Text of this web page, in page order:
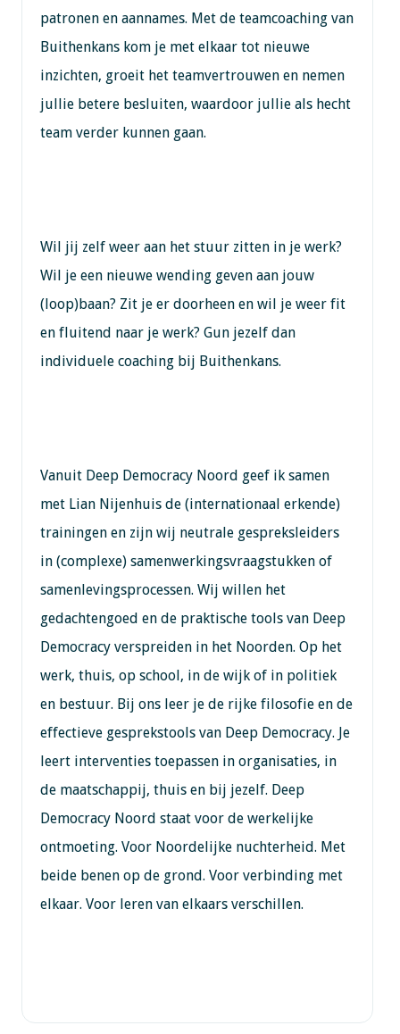
patronen en aannames. Met de teamcoaching van
Buithenkans kom je met elkaar tot nieuwe
inzichten, groeit het teamvertrouwen en nemen
jullie betere besluiten, waardoor jullie als hecht
team verder kunnen gaan.
Wil jij zelf weer aan het stuur zitten in je werk?
Wil je een nieuwe wending geven aan jouw
(loop)baan? Zit je er doorheen en wil je weer fit
en fluitend naar je werk? Gun jezelf dan
individuele coaching bij Buithenkans.
Vanuit Deep Democracy Noord geef ik samen
met Lian Nijenhuis de (internationaal erkende)
trainingen en zijn wij neutrale gespreksleiders
in (complexe) samenwerkingsvraagstukken of
samenlevingsprocessen. Wij willen het
gedachtengoed en de praktische tools van Deep
Democracy verspreiden in het Noorden. Op het
werk, thuis, op school, in de wijk of in politiek
en bestuur. Bij ons leer je de rijke filosofie en de
effectieve gesprekstools van Deep Democracy. Je
leert interventies toepassen in organisaties, in
de maatschappij, thuis en bij jezelf. Deep
Democracy Noord staat voor de werkelijke
ontmoeting. Voor Noordelijke nuchterheid. Met
beide benen op de grond. Voor verbinding met
elkaar. Voor leren van elkaars verschillen.